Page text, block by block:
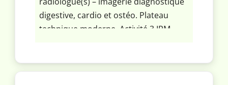
digestive, cardio et ostéo. Plateau
technique moderne. Activité 3 IRM
conventionnelle. Installation d’un